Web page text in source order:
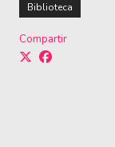
Biblioteca
Compartir